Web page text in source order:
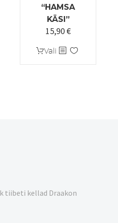
“HAMSA
KÄSI”
15,90€
Vali Sellel
tootel
tiibeti kellad Draakon